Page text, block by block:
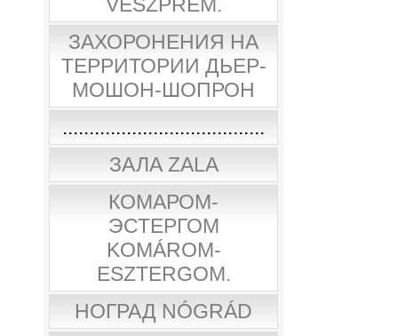
ЗАХОРОНЕНИЯ НА
ТЕРРИТОРИИ ДЬЕР-
МОШОН-ШОПРОН
......................................
ЗАЛА ZALA
КОМАРОМ-
ЭСТЕРГОМ
KOMÁROM-
ESZTERGOM.
НОГРАД NÓGRÁD